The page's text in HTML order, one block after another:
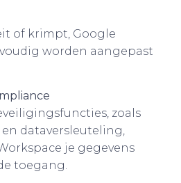
of krimpt, Google
worden aangepast
zoals
dataversleuteling,
je gegevens
toegang.